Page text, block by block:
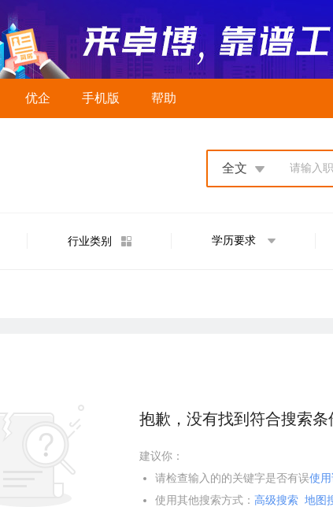
优企 手机版 帮助
请输入
全文
行业类别 学历要求
抱歉，没有找到符合搜索条
建议你：
请检查输入的的关键字是否有误使用
使用其他搜索方式： 高级搜索 地图